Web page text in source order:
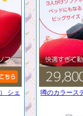
シェ
噂のカラース